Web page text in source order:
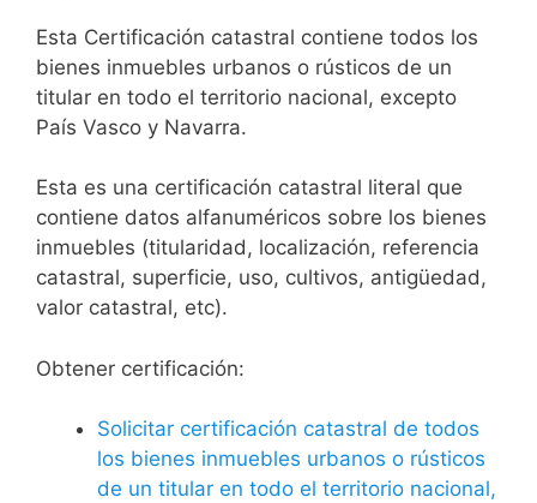
Esta Certificación catastral contiene todos los
bienes inmuebles urbanos o rústicos de un
titular en todo el territorio nacional, excepto
País Vasco y Navarra.
Esta es una certificación catastral literal que
contiene datos alfanuméricos sobre los bienes
inmuebles (titularidad, localización, referencia
catastral, superficie, uso, cultivos, antigüedad,
valor catastral, etc).
Obtener certificación:
Solicitar certificación catastral de todos
los bienes inmuebles urbanos o rústicos
de un titular en todo el territorio nacional,